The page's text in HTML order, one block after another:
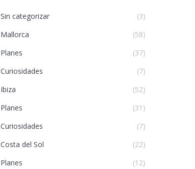
Sin categorizar
(3)
Mallorca
(58)
Planes
(37)
Curiosidades
(7)
Ibiza
(52)
Planes
(31)
Curiosidades
(7)
Costa del Sol
(22)
Planes
(12)